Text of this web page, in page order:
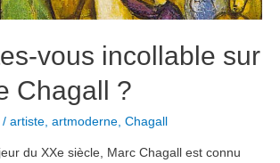
vous incollable sur
Chagall ?
/ artiste artmoderne Chagall
du XXe siècle, Marc Chagall est connu